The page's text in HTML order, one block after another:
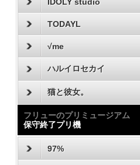
TODAYL
√me
ハルイロセカイ
猫と彼女。
フリューのプリミュージアム
保守終了プリ機
97%